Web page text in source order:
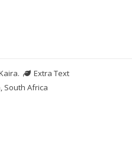
.
Extra Text
South Africa